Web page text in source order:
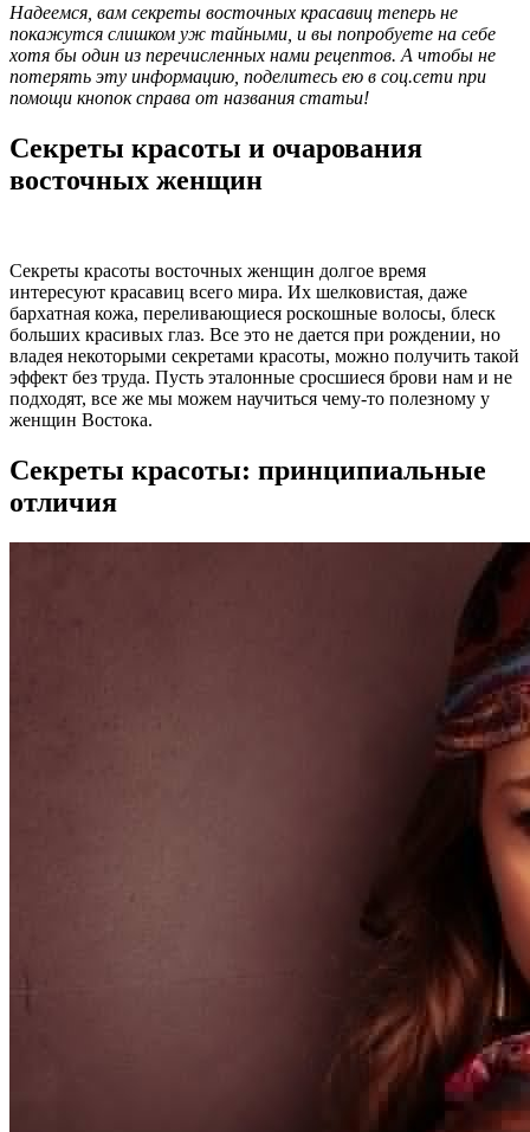
Надеемся, вам секреты восточных красавиц теперь не
покажутся слишком уж тайными, и вы попробуете на себе
хотя бы один из перечисленных нами рецептов. А чтобы не
потерять эту информацию, поделитесь ею в соц.сети при
помощи кнопок справа от названия статьи!
Секреты красоты и очарования
восточных женщин
Секреты красоты восточных женщин долгое время
интересуют красавиц всего мира. Их шелковистая, даже
бархатная кожа, переливающиеся роскошные волосы, блеск
больших красивых глаз. Все это не дается при рождении, но
владея некоторыми секретами красоты, можно получить такой
эффект без труда. Пусть эталонные сросшиеся брови нам и не
подходят, все же мы можем научиться чему-то полезному у
женщин Востока.
Секреты красоты: принципиальные
отличия